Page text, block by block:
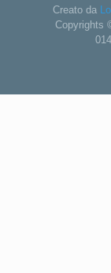
Creato da
Copyrights